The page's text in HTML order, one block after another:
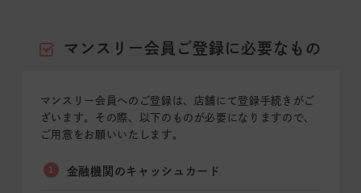
マンスリー会員ご登録に必要なもの
マンスリー会員へのご登録は、店舗にて登録手続きがご
ざいます。その際、以下のものが必要になりますので、
ご用意をお願いいたします。
1 金融機関のキャッシュカード